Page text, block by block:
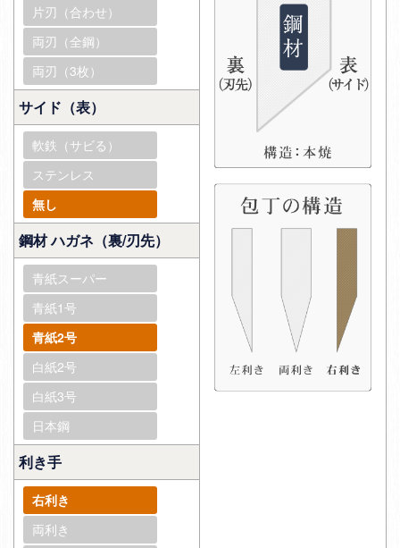
片刃（合わせ）
両刃（全鋼）
両刃（3枚）
サイド（表）
軟鉄（サビる）
ステンレス
無し
鋼材 ハガネ（裏/刃先）
青紙スーパー
青紙1号
青紙2号
白紙2号
白紙3号
日本鋼
利き手
右利き
両利き